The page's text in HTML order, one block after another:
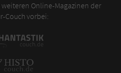
Online-Magazinen der
Couch vorbei: